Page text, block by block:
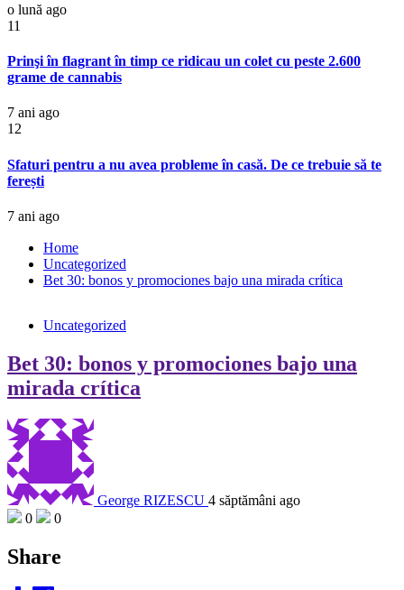
o lună ago
11
Prinşi în flagrant în timp ce ridicau un colet cu peste 2.600
grame de cannabis
7 ani ago
12
Sfaturi pentru a nu avea probleme în casă. De ce trebuie să te
ferești
7 ani ago
Home
Uncategorized
Bet 30: bonos y promociones bajo una mirada crítica
Uncategorized
Bet 30: bonos y promociones bajo una
mirada crítica
George RIZESCU 4 săptămâni ago
0
0
Share